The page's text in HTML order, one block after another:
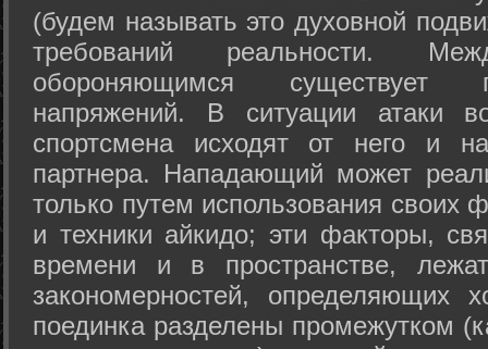
(будем называть это духовной
требований реальности.
обороняющимся существует
напряжений. В ситуации атаки
спортсмена исходят от него и
партнера. Нападающий может
только путем использования своих
и техники айкидо; эти факторы,
времени и в пространстве,
закономерностей, определяющих
поединка разделены промежутком